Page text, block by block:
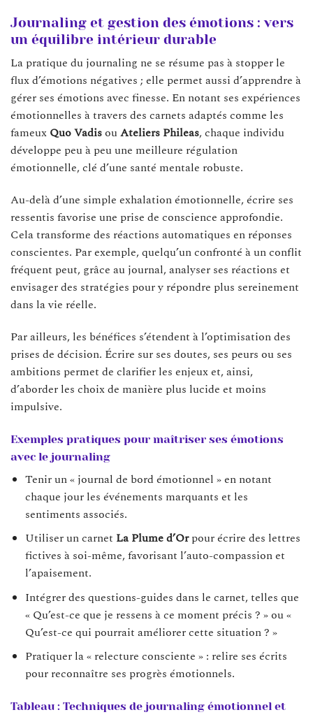
Journaling et gestion des émotions : vers
un équilibre intérieur durable
La pratique du journaling ne se résume pas à stopper le
flux d’émotions négatives ; elle permet aussi d’apprendre à
gérer ses émotions avec finesse. En notant ses expériences
émotionnelles à travers des carnets adaptés comme les
fameux Quo VadisouAteliers Phileas, chaque individu
développe peu à peu une meilleure régulation
émotionnelle, clé d’une santé mentale robuste.
Au-delà d’une simple exhalation émotionnelle, écrire ses
ressentis favorise une prise de conscience approfondie.
Cela transforme des réactions automatiques en réponses
conscientes. Par exemple, quelqu’un confronté à un conflit
fréquent peut, grâce au journal, analyser ses réactions et
envisager des stratégies pour y répondre plus sereinement
dans la vie réelle.
Par ailleurs, les bénéfices s’étendent à l’optimisation des
prises de décision. Écrire sur ses doutes, ses peurs ou ses
ambitions permet de clarifier les enjeux et, ainsi,
d’aborder les choix de manière plus lucide et moins
impulsive.
Exemples pratiques pour maîtriser ses émotions
avec le journaling
Tenir un « journal de bord émotionnel » en notant
chaque jour les événements marquants et les
sentiments associés.
Utiliser un carnet La Plume d’Orpour écrire des lettres
fictives à soi-même, favorisant l’auto-compassion et
l’apaisement.
Intégrer des questions-guides dans le carnet, telles que
« Qu’est-ce que je ressens à ce moment précis ? » ou «
Qu’est-ce qui pourrait améliorer cette situation ? »
Pratiquer la « relecture consciente » : relire ses écrits
pour reconnaître ses progrès émotionnels.
Tableau : Techniques de journaling émotionnel et